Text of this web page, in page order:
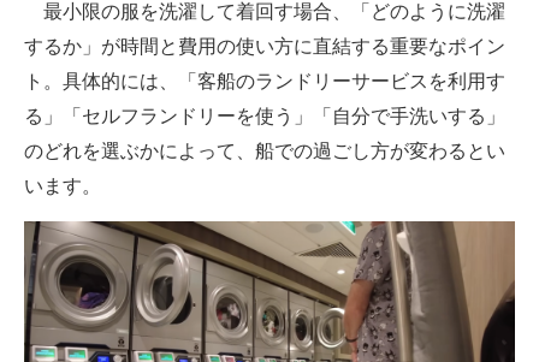
最小限の服を洗濯して着回す場合、「どのように洗濯
するか」が時間と費用の使い方に直結する重要なポイン
ト。具体的には、「客船のランドリーサービスを利用す
る」「セルフランドリーを使う」「自分で手洗いする」
のどれを選ぶかによって、船での過ごし方が変わるとい
います。